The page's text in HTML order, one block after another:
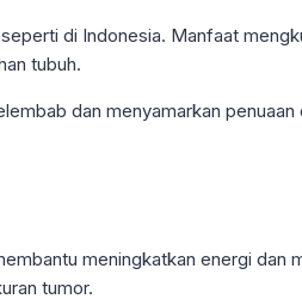
di Indonesia. Manfaat
tubuh.
dan menyamarkan
meningkatkan energi dan
tumor.